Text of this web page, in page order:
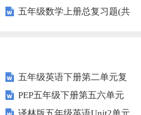
及答案五年级数学上册总复习题(共
五年级英语下册第二单元复
习卷PEP五年级下册第五六单元
译林版五年级英语Unit2单元